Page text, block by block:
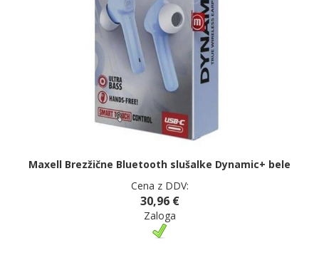
Maxell Brezžične Bluetooth slušalke Dynamic+ bele
Cena z DDV:
30,96 €
Zaloga